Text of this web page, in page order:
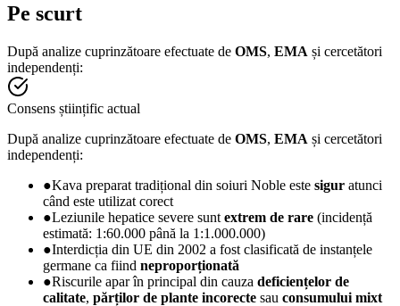
Pe scurt
După analize cuprinzătoare efectuate de OMS, EMA și cercetători
independenți:
Consens științific actual
După analize cuprinzătoare efectuate de OMS, EMA și cercetători
independenți:
●Kava preparat tradițional din soiuri Noble este sigur atunci
când este utilizat corect
●Leziunile hepatice severe sunt extrem de rare (incidență
estimată: 1:60.000 până la 1:1.000.000)
●Interdicția din UE din 2002 a fost clasificată de instanțele
germane ca fiind neproporționată
●Riscurile apar în principal din cauza deficiențelor de
calitate, părților de plante incorecte sau consumului mixt